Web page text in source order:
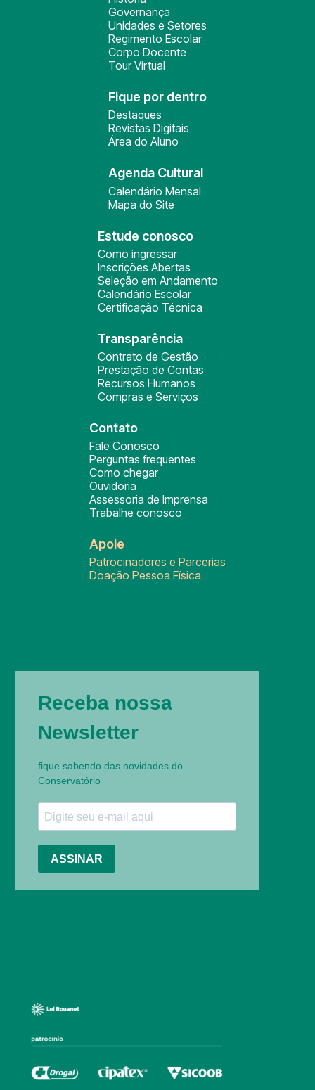
Governança
Unidades e Setores
Regimento Escolar
Corpo Docente
Tour Virtual
Fique por dentro
Destaques
Revistas Digitais
Área do Aluno
Agenda Cultural
Calendário Mensal
Mapa do Site
Estude conosco
Como ingressar
Inscrições Abertas
Seleção em Andamento
Calendário Escolar
Certificação Técnica
Transparência
Contrato de Gestão
Prestação de Contas
Recursos Humanos
Compras e Serviços
Contato
Fale Conosco
Perguntas frequentes
Como chegar
Ouvidoria
Assessoria de Imprensa
Trabalhe conosco
Apoie
Patrocinadores e Parcerias
Doação Pessoa Física